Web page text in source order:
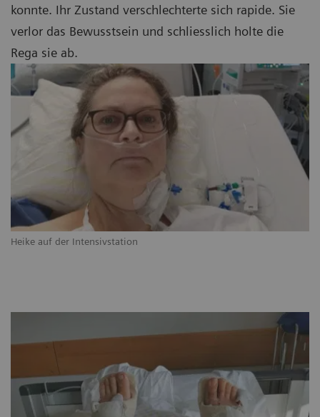
Heike auf der Intensivstation
konnte. Ihr Zustand verschlechterte sich rapide. Sie
verlor das Bewusstsein und schliesslich holte die
Rega sie ab.